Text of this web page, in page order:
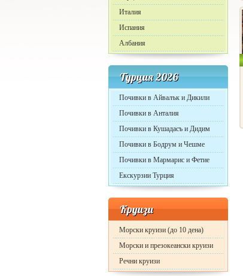
Италия
Испания
Албания
Турция 2026
Почивки в Айвалък и Дикили
Почивки в Анталия
Почивки в Кушадасъ и Дидим
Почивки в Бодрум и Чешме
Почивки в Мармарис и Фетие
Екскурзии Турция
Круизи
Морски круизи (до 10 дена)
Морски и презокеански круизи
Речни круизи